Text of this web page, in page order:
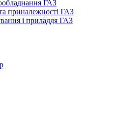
ГАЗ
приналежності ГАЗ
і приладдя ГАЗ